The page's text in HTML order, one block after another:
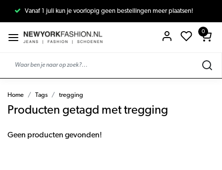
Vanaf 1 juli kun je voorlopig geen bestellingen meer plaatsen!
0
Home Tags tregging
Producten getagd met tregging
Geen producten gevonden!